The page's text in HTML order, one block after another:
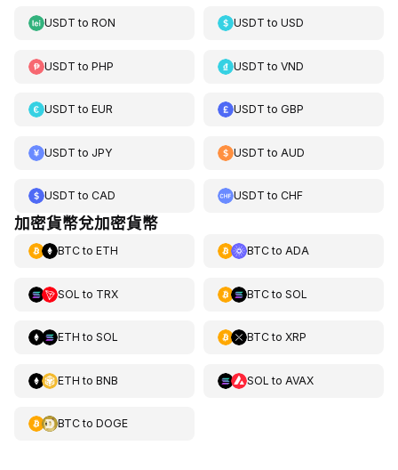
USDT to RON USDT toUSD
USDT to PHP USDT toVND
USDT to EUR USDT toGBP
USDT to JPY USDT to AUD
USDT to CAD USDT toCHF
加密貨幣兌加密貨幣
BTCto ETH BTCto ADA
SOL to TRX BTCto SOL
ETH to SOL BTCto XRP
ETH to BNB SOL to AVAX
BTCto DOGE